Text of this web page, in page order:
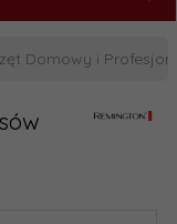
Domowy i